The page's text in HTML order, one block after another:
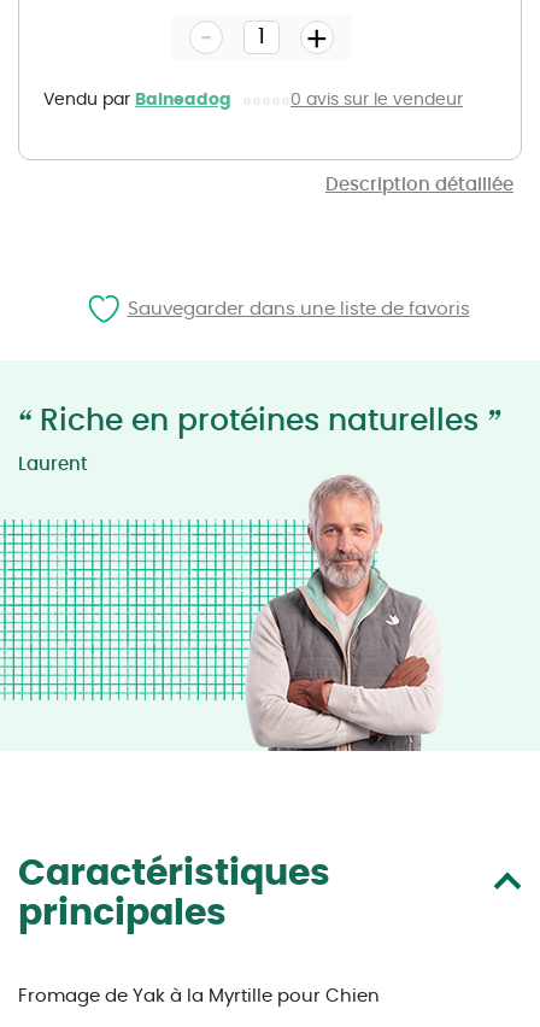
Description détaillée
gallery
Vendu par Balneadog 0 avis sur le vendeur
- +
“ Riche en protéines naturelles ”
Laurent
Caractéristiques
principales
Fromage de Yak à la Myrtille pour Chien
Sauvegarder dans une liste de favoris